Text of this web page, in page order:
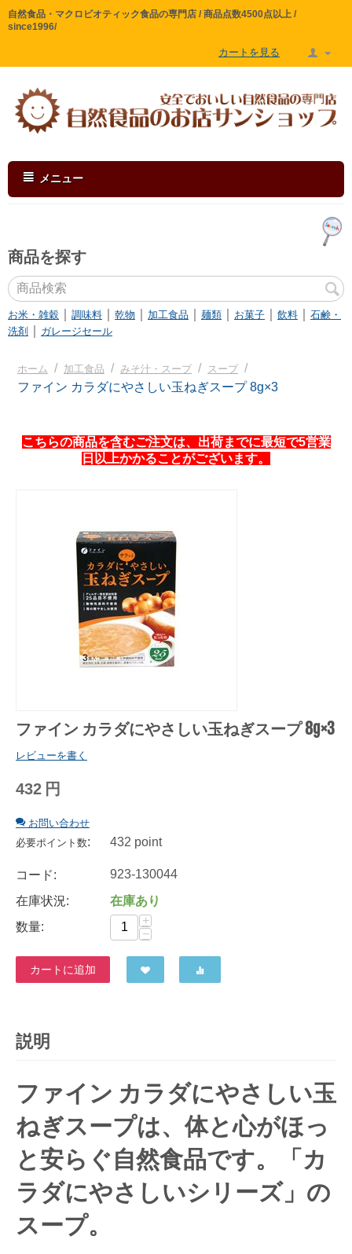
自然食品・マクロビオティック食品の専門店 / 商品点数4500点以上 /
since1996/
カートを見る
メニュー
商品を探す
お米・雑穀 調味料 乾物 加工食品 麺類 お菓子 飲料
石鹸・
洗剤
ガレージセール
ホーム / 加工食品 / みそ汁・スープ / スープ /
ファイン カラダにやさしい玉ねぎスープ 8g×3
こちらの商品を含むご注文は、出荷までに最短で5営業
日以上かかることがございます。
ファイン カラダにやさしい玉ねぎスープ 8g×3
レビューを書く
432 円
お問い合わせ
必要ポイント数: 432 point
コード:
923-130044
在庫状況:
在庫あり
数量:
+
−
カートに追加
説明
ファイン カラダにやさしい玉
ねぎスープは、体と心がほっ
と安らぐ自然食品です。「カ
ラダにやさしいシリーズ」の
スープ。